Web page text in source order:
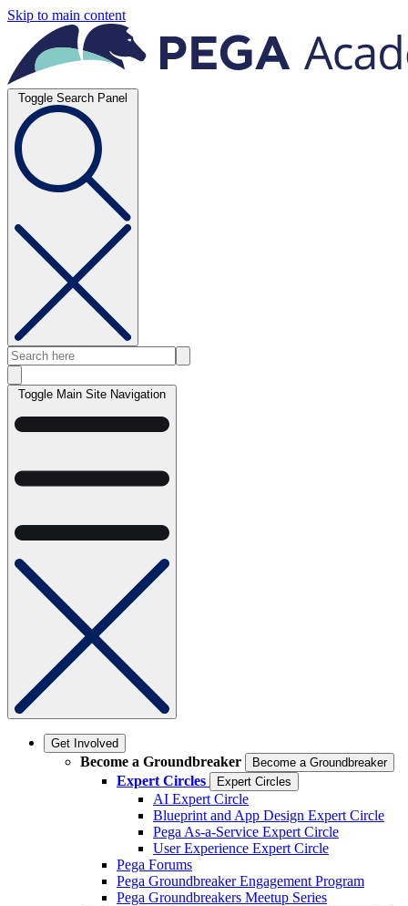
Skip to main content
Toggle Search Panel
Toggle Main Site Navigation
Get Involved
Become a Groundbreaker Become a Groundbreaker
Expert Circles Expert Circles
AI Expert Circle
Blueprint and App Design Expert Circle
Pega As-a-Service Expert Circle
User Experience Expert Circle
Pega Forums
Pega Groundbreaker Engagement Program
Pega Groundbreakers Meetup Series